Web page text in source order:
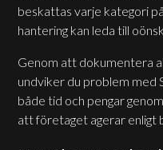
beskattas varje kategori
hantering kan leda till
Genom att dokumentera
undviker du problem
både tid och pengar
att företaget agerar enligt